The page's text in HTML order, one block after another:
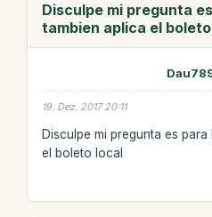
Disculpe mi pregunta
tambien aplica el
19. Dez. 2017 20:11
Disculpe mi pregunta es
el boleto local